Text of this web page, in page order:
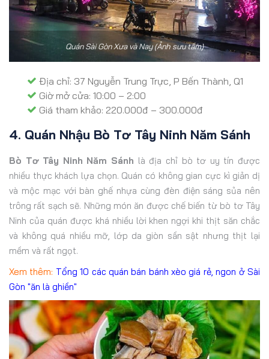
Quán Sài Gòn Xưa và Nay (Ảnh sưu tầm)
Địa chỉ: 37 Nguyễn Trung Trực, P Bến Thành, Q1
Giờ mở cửa: 10:00 – 2:00
Giá tham khảo: 220.000đ – 300.000đ
4. Quán Nhậu Bò Tơ Tây Ninh Năm Sánh
Bò Tơ Tây Ninh Năm Sánh là địa chỉ bò tơ uy tín được
nhiều thực khách lựa chọn. Quán có không gian cực kì giản dị
và mộc mạc với bàn ghế nhựa cùng đèn điện sáng sủa nên
trông rất sạch sẽ. Những món ăn được chế biến từ bò tơ Tây
Ninh của quán được khá nhiều lời khen ngợi khi thịt săn chắc
và không quá nhiều mỡ, lớp da giòn sần sật nhưng thịt lại
mềm và rất ngọt.
Xem thêm: Tổng 10 các quán bán bánh xèo giá rẻ, ngon ở Sài
Gòn "ăn là ghiền"